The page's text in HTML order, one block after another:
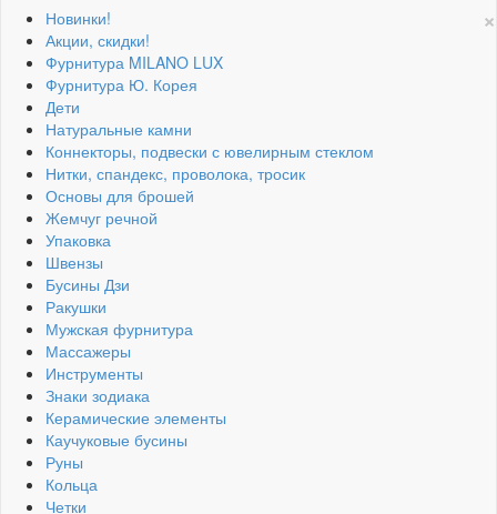
×
Новинки!
Акции, скидки!
Фурнитура MILANO LUX
Фурнитура Ю. Корея
Дети
Натуральные камни
Коннекторы, подвески с ювелирным стеклом
Нитки, спандекс, проволока, тросик
Основы для брошей
Жемчуг речной
Упаковка
Швензы
Бусины Дзи
Ракушки
Мужская фурнитура
Массажеры
Инструменты
Знаки зодиака
Керамические элементы
Каучуковые бусины
Руны
Кольца
Четки